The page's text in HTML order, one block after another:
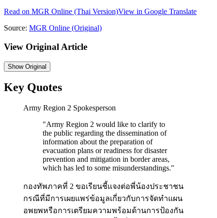
Read on MGR Online (Thai Version)View in Google Translate
Source: MGR Online (Original)
View Original Article
ShowOriginal
Key Quotes
Army Region 2 Spokesperson
"Army Region 2 would like to clarify to
the public regarding the dissemination of
information about the preparation of
evacuation plans or readiness for disaster
prevention and mitigation in border areas,
which has led to some misunderstandings."
กองทัพภาคที่ 2 ขอเรียนชี้แจงต่อพี่น้องประชาชน
กรณีที่มีการเผยแพร่ข้อมูลเกี่ยวกับการจัดทำแผน
อพยพหรือการเตรียมความพร้อมด้านการป้องกัน